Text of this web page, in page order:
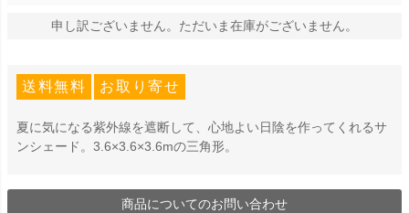
申し訳ございません。ただいま在庫がございません。
送料無料 お取り寄せ
夏に気になる紫外線を遮断して、心地よい日陰を作ってくれるサ
ンシェード。3.6×3.6×3.6mの三角形。
商品についてのお問い合わせ